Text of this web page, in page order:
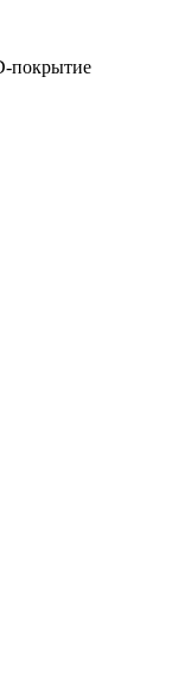
покрытие